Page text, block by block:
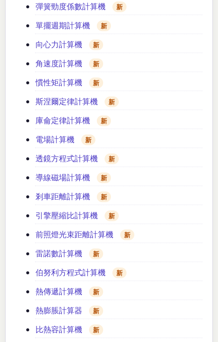
彈簧勁度係數計算機 新
單擺週期計算機 新
向心力計算機 新
角速度計算機 新
慣性矩計算機 新
斯涅爾定律計算機 新
庫侖定律計算機 新
電場計算機 新
透鏡方程式計算機 新
導線磁場計算機 新
剎車距離計算機 新
引擎壓縮比計算機 新
前照燈光束距離計算機 新
雷諾數計算機 新
伯努利方程式計算機 新
熱傳遞計算機 新
熱膨脹計算器 新
比熱容計算機 新